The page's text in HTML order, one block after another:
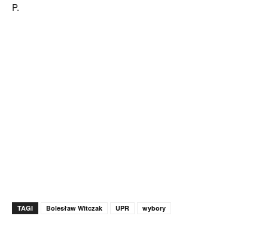
P.
TAGI Bolesław Witczak UPR wybory